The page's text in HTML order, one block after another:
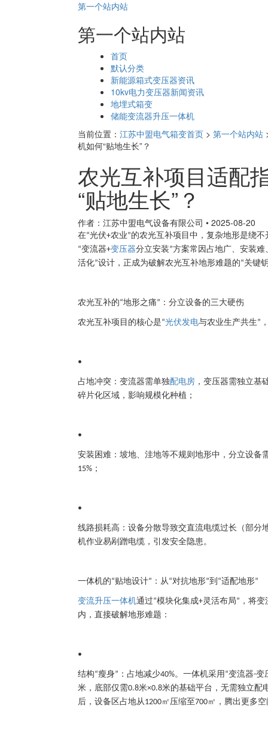
第一个站内站
第一个站内站
首页
默认分类
新能源箱式变压器资讯
10kv电力变压器新闻资讯
地埋式箱变
储能变流器升压一体机
当前位置： 江苏中盟电气箱变首页 > 第一个站内站
机如何“贴地生长”？
农光互补项目适配
“贴地生长”？
作者：江苏中盟电气设备有限公司 • 2025-08-20
在“光伏+农业”的农光互补项目中，复杂地形是绕不
“变流器+变压器分立安装”方案常因占地广、安装
活化”设计，正成为破解农光互补地形难题的“关键
农光互补的“地形之痛” ：分立设备的三大硬伤
农光互补项目的核心是“光伏发电与农业生产共生”
•
占地冲突 ：变流器需单独配电房 ，变压器需独立基
碎片化区域，影响规模化种植；
•
安装困难 ：坡地、洼地等不规则地形中，分立设
15% ；
•
线路损耗高 ：设备分散导致交直流电缆过长（部分
机作业易剐蹭电缆，引发安全隐患。
一体机的“贴地设计” ：从“对抗地形”到 “适配地形”
变流升压一体机通过“模块化集成+灵活布局” ，将
内，直接破解地形难题：
•
结构“瘦身” ：占地减少40%。一体机采用 “变流器-变
米，底部仅需0.8米×0.8米的基础平台，无需独立配
后，设备区占地从1200㎡压缩至700㎡，腾出更多